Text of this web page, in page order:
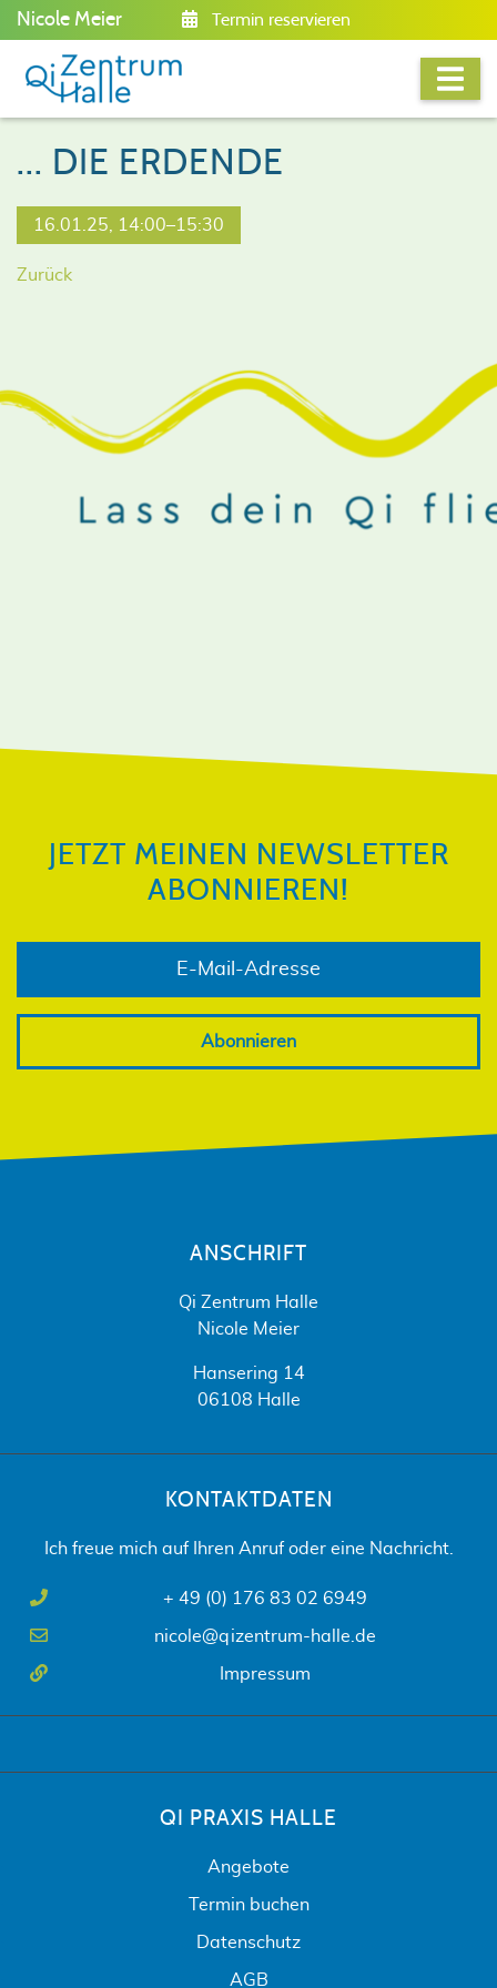
Nicole Meier Termin reservieren
... DIE ERDENDE
16.01.25, 14:00–15:30
Zurück
JETZT MEINEN NEWSLETTER
ABONNIEREN!
Abonnieren
ANSCHRIFT
Qi Zentrum Halle
Nicole Meier
Hansering 14
06108 Halle
KONTAKTDATEN
Ich freue mich auf Ihren Anruf oder eine Nachricht.
+ 49 (0) 176 83 02 6949
nicole@qizentrum-halle.de
Impressum
QI PRAXIS HALLE
Angebote
Termin buchen
Datenschutz
AGB